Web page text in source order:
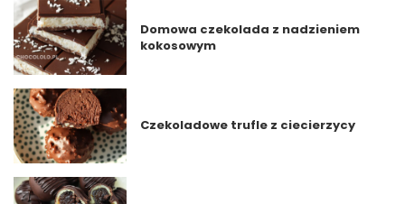
Domowa czekolada z nadzieniem
kokosowym
Czekoladowe trufle z ciecierzycy